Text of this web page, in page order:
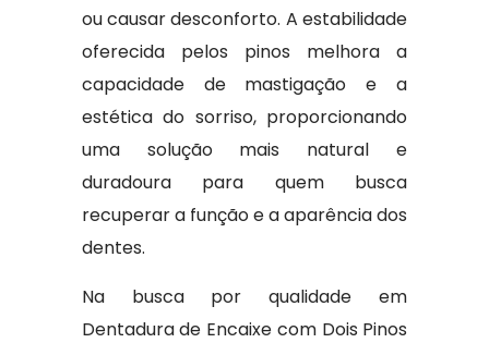
ou causar desconforto. A estabilidade
oferecida pelos pinos melhora a
capacidade de mastigação e a
estética do sorriso, proporcionando
uma solução mais natural e
duradoura para quem busca
recuperar a função e a aparência dos
dentes.
Na busca por qualidade em
Dentadura de Encaixe com Dois Pinos